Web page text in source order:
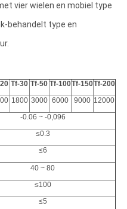
vier wielen en mobiel type
behandelt type en
Tf-30 Tf-50 Tf-100Tf-150Tf-200
1800 3000 6000 9000 12000
-0.06 ~ -0,096
≤0.3
≤6
40 ~ 80
≤100
≤5